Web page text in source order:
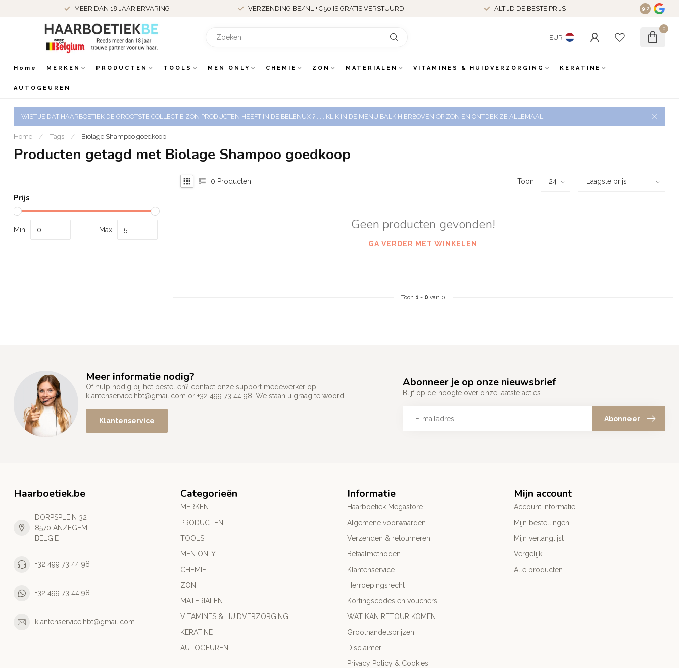
MEER DAN 18 JAAR ERVARING VERZENDING BE/NL +€50 IS GRATIS VERSTUURD ALTIJD DE BESTE PRIJS 9.2
EUR
0
Home MERKEN PRODUCTEN TOOLS MEN ONLY CHEMIE ZON MATERIALEN VITAMINES & HUIDVERZORGING KERATINE
AUTOGEUREN
WIST JE DAT HAARBOETIEK DE GROOTSTE COLLECTIE ZON PRODUCTEN HEEFT IN DE BELENUX ? ..... KLIK IN DE MENU BALK HIERBOVEN OP ZON EN ONTDEK ZE ALLEMAAL
Home / Tags / Biolage Shampoo goedkoop
Producten getagd met Biolage Shampoo goedkoop
Prijs
Min Max
0 Producten Toon:
Geen producten gevonden!
GA VERDER MET WINKELEN
Toon 1 - 0 van 0
Meer informatie nodig?
Of hulp nodig bij het bestellen? contact onze support medewerker op
klantenservice.hbt@gmail.com or +32 499 73 44 98. We staan u graag te woord
Klantenservice
Abonneer je op onze nieuwsbrief
Blijf op de hoogte over onze laatste acties
Abonneer
Haarboetiek.be
DORPSPLEIN 32
8570 ANZEGEM
BELGIE
+32 499 73 44 98
+32 499 73 44 98
klantenservice.hbt@gmail.com
Categorieën
MERKEN
PRODUCTEN
TOOLS
MEN ONLY
CHEMIE
ZON
MATERIALEN
VITAMINES & HUIDVERZORGING
KERATINE
AUTOGEUREN
Informatie
Haarboetiek Megastore
Algemene voorwaarden
Verzenden & retourneren
Betaalmethoden
Klantenservice
Herroepingsrecht
Kortingscodes en vouchers
WAT KAN RETOUR KOMEN
Groothandelsprijzen
Disclaimer
Privacy Policy & Cookies
Mijn account
Account informatie
Mijn bestellingen
Mijn verlanglijst
Vergelijk
Alle producten